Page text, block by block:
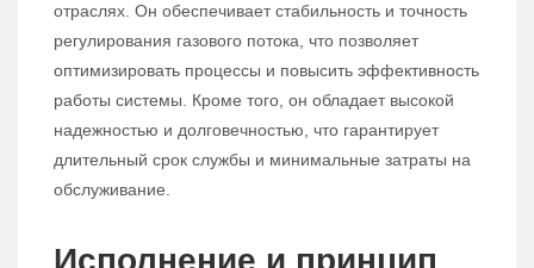
отраслях. Он обеспечивает стабильность и точность
регулирования газового потока, что позволяет
оптимизировать процессы и повысить эффективность
работы системы. Кроме того, он обладает высокой
надежностью и долговечностью, что гарантирует
длительный срок службы и минимальные затраты на
обслуживание.
Исполнение и принцип